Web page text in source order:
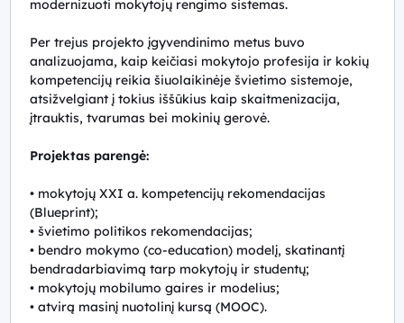
modernizuoti mokytojų rengimo sistemas.
Per trejus projekto įgyvendinimo metus buvo
analizuojama, kaip keičiasi mokytojo profesija ir kokių
kompetencijų reikia šiuolaikinėje švietimo sistemoje,
atsižvelgiant į tokius iššūkius kaip skaitmenizacija,
įtrauktis, tvarumas bei mokinių gerovė.
Projektas parengė:
• mokytojų XXI a. kompetencijų rekomendacijas
(Blueprint);
• švietimo politikos rekomendacijas;
• bendro mokymo (co-education) modelį, skatinantį
bendradarbiavimą tarp mokytojų ir studentų;
• mokytojų mobilumo gaires ir modelius;
• atvirą masinį nuotolinį kursą (MOOC).